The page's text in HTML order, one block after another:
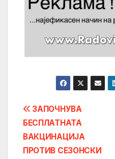
Post
navigation
ЗАПОЧНУВА
БЕСПЛАТНАТА
ВАКЦИНАЦИЈА
ПРОТИВ СЕЗОНСКИ